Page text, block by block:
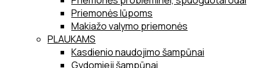
Priemonės lūpoms
Makiažo valymo priemonės
PLAUKAMS
Kasdienio naudojimo šampūnai
Gydomieji šampūnai